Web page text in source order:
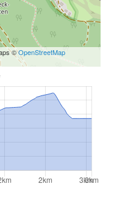
©OpenStreetMap